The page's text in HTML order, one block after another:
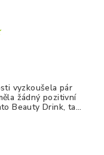
vyzkoušela pár
žádný pozitivní
Beauty Drink, tak